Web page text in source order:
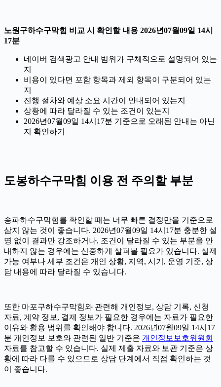
노원구하수구막힘 비교 시 확인할 내용 2026년07월09일 14시
17분
네이버 검색광고 안내 범위가 구체적으로 설명되어 있는
지
비용이 있다면 포함 항목과 제외 항목이 구분되어 있는
지
진행 절차와 예상 소요 시간이 안내되어 있는지
상황에 따라 달라질 수 있는 조건이 있는지
2026년07월09일 14시17분 기준으로 오래된 안내는 아닌
지 확인하기
도봉하수구막힘 이용 전 주의할 부분
송파하수구막힘를 확인할 때는 너무 빠른 결정만을 기준으로
삼지 않는 것이 좋습니다. 2026년07월09일 14시17분 충분한 설
명 없이 결과만 강조하거나, 조건이 달라질 수 있는 부분을 안
내하지 않는 경우에는 신중하게 살펴볼 필요가 있습니다. 실제
가능 여부나 세부 조건은 개인 상황, 지역, 시기, 운영 기준, 상
담 내용에 따라 달라질 수 있습니다.
또한 마포구하수구막힘와 관련해 개인정보, 상담 기록, 신청
자료, 계약 정보, 결제 정보가 필요한 경우에는 자료가 필요한
이유와 활용 범위를 확인해야 합니다. 2026년07월09일 14시17
분 개인정보 보호와 관련된 일반 기준은 개인정보보호위원회
자료를 참고할 수 있습니다. 실제 제출 자료와 보관 기준은 상
황에 따라 다를 수 있으므로 상담 단계에서 직접 확인하는 것
이 좋습니다.